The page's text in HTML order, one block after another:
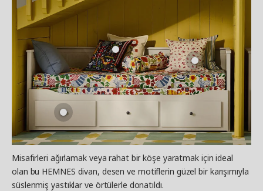
Misafirleri ağırlamak veya rahat bir köşe yaratmak için ideal
olan bu HEMNES divan, desen ve motiflerin güzel bir karışımıyla
süslenmiş yastıklar ve örtülerle donatıldı.